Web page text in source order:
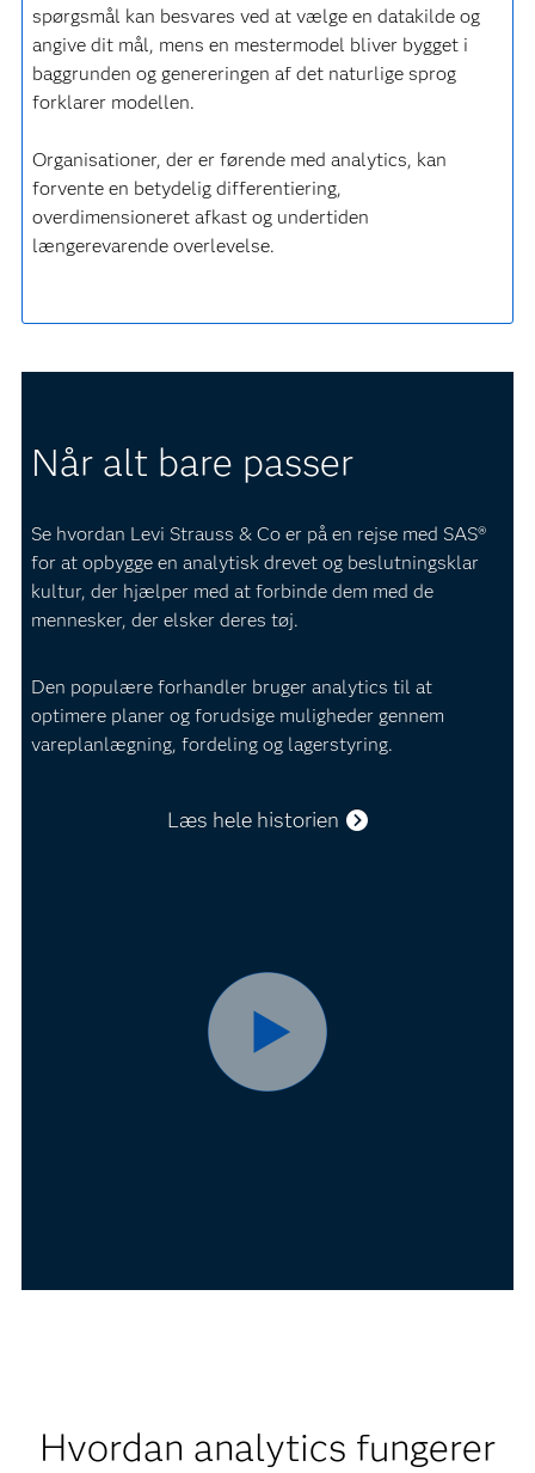
spørgsmål kan besvares ved at vælge en datakilde og
angive dit mål, mens en mestermodel bliver bygget i
baggrunden og genereringen af det naturlige sprog
forklarer modellen.
Organisationer, der er førende med analytics, kan
forvente en betydelig differentiering,
overdimensioneret afkast og undertiden
længerevarende overlevelse.
Når alt bare passer
Se hvordan Levi Strauss & Co er på en rejse med SAS®
for at opbygge en analytisk drevet og beslutningsklar
kultur, der hjælper med at forbinde dem med de
mennesker, der elsker deres tøj.
Den populære forhandler bruger analytics til at
optimere planer og forudsige muligheder gennem
vareplanlægning, fordeling og lagerstyring.
Læs hele historien
Hvordan analytics fungerer